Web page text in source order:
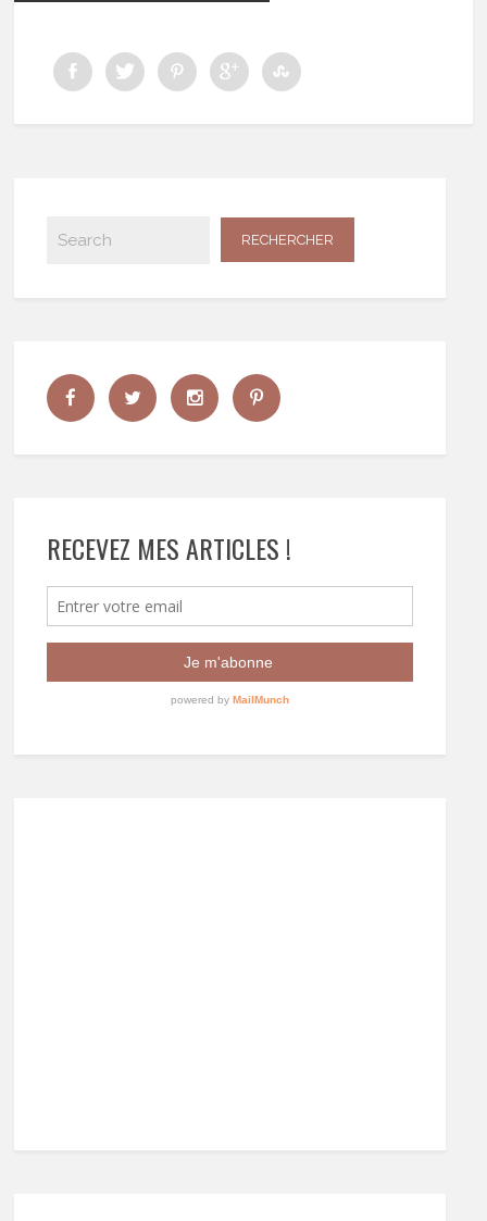
RECEVEZ MES ARTICLES !